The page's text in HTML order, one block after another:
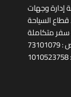
إدارة وجهات
السياحة
سفر متكاملة